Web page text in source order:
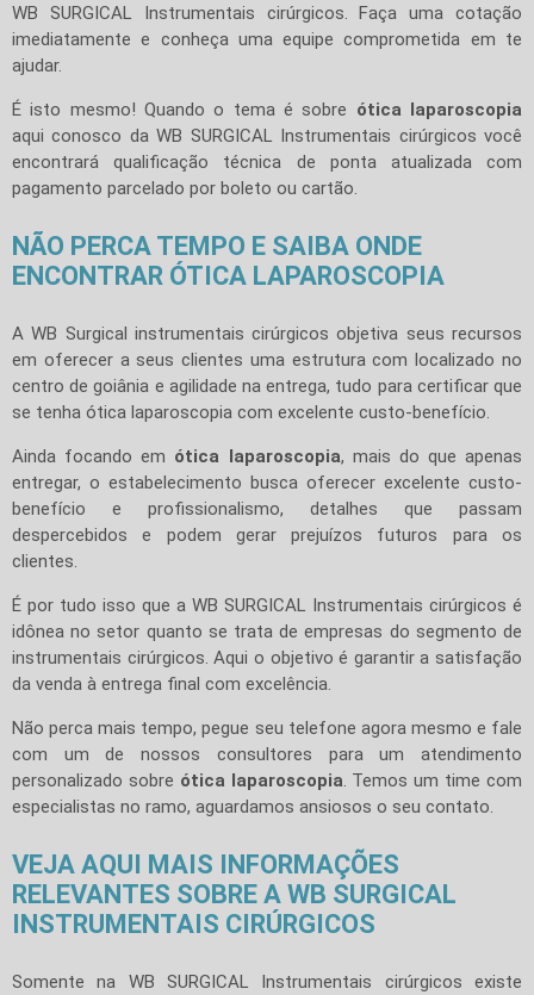
WB SURGICAL Instrumentais cirúrgicos. Faça uma cotação
imediatamente e conheça uma equipe comprometida em te
ajudar.
É isto mesmo! Quando o tema é sobre ótica laparoscopia
aqui conosco da WB SURGICAL Instrumentais cirúrgicos você
encontrará qualificação técnica de ponta atualizada com
pagamento parcelado por boleto ou cartão.
NÃO PERCA TEMPO E SAIBA ONDE
ENCONTRAR ÓTICA LAPAROSCOPIA
A WB Surgical instrumentais cirúrgicos objetiva seus recursos
em oferecer a seus clientes uma estrutura com localizado no
centro de goiânia e agilidade na entrega, tudo para certificar que
se tenha ótica laparoscopia com excelente custo-benefício.
Ainda focando em ótica laparoscopia, mais do que apenas
entregar, o estabelecimento busca oferecer excelente custo-
benefício e profissionalismo, detalhes que passam
despercebidos e podem gerar prejuízos futuros para os
clientes.
É por tudo isso que a WB SURGICAL Instrumentais cirúrgicos é
idônea no setor quanto se trata de empresas do segmento de
instrumentais cirúrgicos. Aqui o objetivo é garantir a satisfação
da venda à entrega final com excelência.
Não perca mais tempo, pegue seu telefone agora mesmo e fale
com um de nossos consultores para um atendimento
personalizado sobre ótica laparoscopia. Temos um time com
especialistas no ramo, aguardamos ansiosos o seu contato.
VEJA AQUI MAIS INFORMAÇÕES
RELEVANTES SOBRE A WB SURGICAL
INSTRUMENTAIS CIRÚRGICOS
Somente na WB SURGICAL Instrumentais cirúrgicos existe